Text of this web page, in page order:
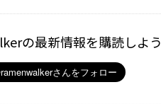
の最新情報を購読しよう